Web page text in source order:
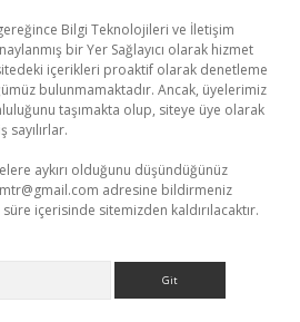
Bilgi Teknolojileri ve İletişim
bir Yer Sağlayıcı olarak hizmet
içerikleri proaktif olarak denetleme
bulunmamaktadır. Ancak, üyelerimiz
taşımakta olup, siteye üye olarak
aykırı olduğunu düşündüğünüz
adresine bildirmeniz
içerisinde sitemizden kaldırılacaktır.